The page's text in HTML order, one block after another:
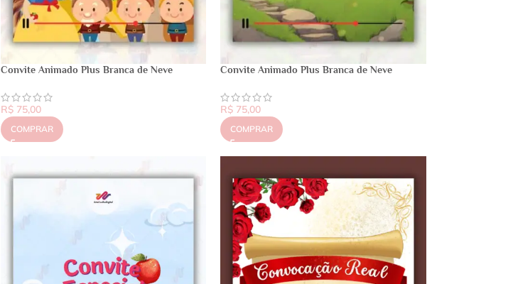
Convite Animado Plus Branca de Neve
R$75,00
COMPRAR
Convite Animado Plus Branca de Neve
R$ 75,00
COMPRAR